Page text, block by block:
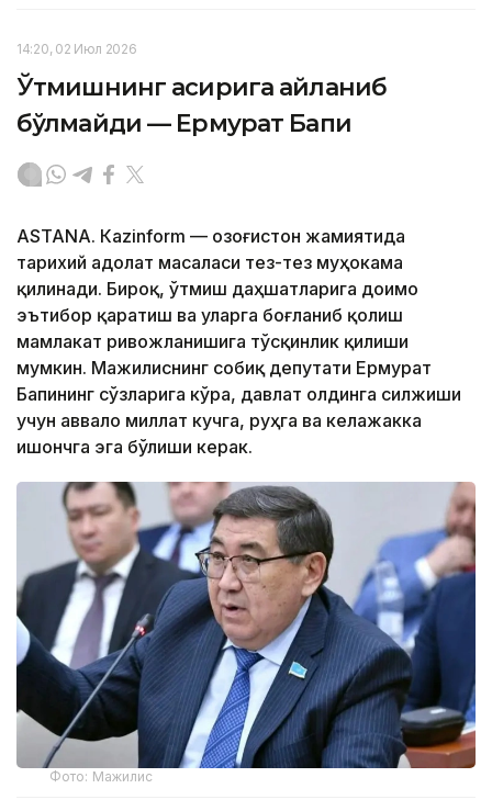
14:20, 02 Июл 2026
Ўтмишнинг асирига айланиб
бўлмайди — Ермурат Бапи
ASTANА. Кazinform — Қозоғистон жамиятида
тарихий адолат масаласи тез-тез муҳокама
қилинади. Бироқ, ўтмиш даҳшатларига доимо
эътибор қаратиш ва уларга боғланиб қолиш
мамлакат ривожланишига тўсқинлик қилиши
мумкин. Мажилиснинг собиқ депутати Ермурат
Бапининг сўзларига кўра, давлат олдинга силжиши
учун аввало миллат кучга, руҳга ва келажакка
ишончга эга бўлиши керак.
Фото: Мажилис